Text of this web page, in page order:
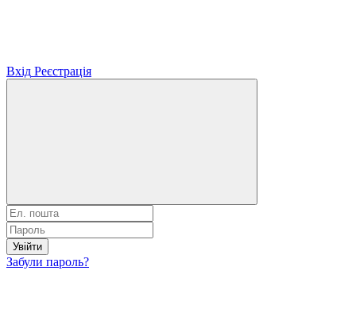
Вхід Реєстрація
Увійти
Забули пароль?